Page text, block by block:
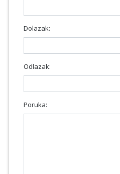
Dolazak:
Odlazak:
Poruka: